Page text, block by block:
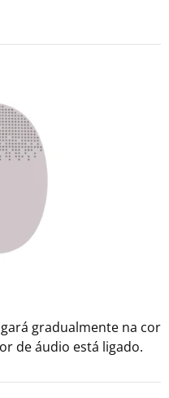
gradualmente na cor
de áudio está ligado.